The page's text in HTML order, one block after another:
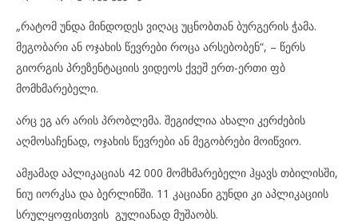
„რატომ უნდა მინდოდეს ვიღაც უცნობთან ბურგერის ჭამა.
მეგობარი ან ოჯახის წევრები როცა არსებობენ“, – წერს
გიორგის პრეზენტაციის ვიდეოს ქვეშ ერთ-ერთი ფბ
მომხმარებელი.
არც ეგ არ არის პრობლემა. შეგიძლია ახალი კერძების
აღმოსაჩენად, ოჯახის წევრები ან მეგობრები მოიწვიო.
ამჟამად აპლიკაციას 42 000 მომხმარებელი ჰყავს თბილისში,
ნიუ იორკსა და ბერლინში. 11 კაციანი გუნდი კი აპლიკაციის
სრულყოფისთვის გულიანად მუშაობს.